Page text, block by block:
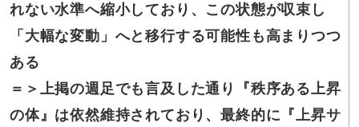
れない水準へ縮小しており、この状態が収束し
「大幅な変動」へと移行する可能性も高まりつつ
ある
＝＞
上掲の週足でも言及した通り『秩序ある上昇
の体』は依然維持されており、最終的に『上昇サ